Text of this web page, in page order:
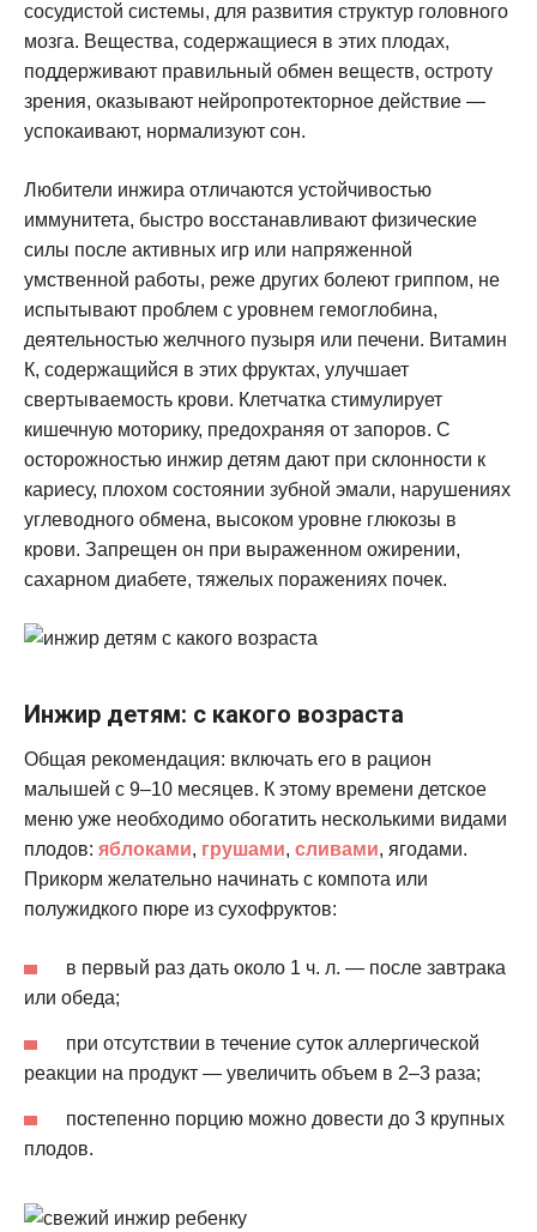
сосудистой системы, для развития структур головного
мозга. Вещества, содержащиеся в этих плодах,
поддерживают правильный обмен веществ, остроту
зрения, оказывают нейропротекторное действие —
успокаивают, нормализуют сон.
Любители инжира отличаются устойчивостью
иммунитета, быстро восстанавливают физические
силы после активных игр или напряженной
умственной работы, реже других болеют гриппом, не
испытывают проблем с уровнем гемоглобина,
деятельностью желчного пузыря или печени. Витамин
К, содержащийся в этих фруктах, улучшает
свертываемость крови. Клетчатка стимулирует
кишечную моторику, предохраняя от запоров. С
осторожностью инжир детям дают при склонности к
кариесу, плохом состоянии зубной эмали, нарушениях
углеводного обмена, высоком уровне глюкозы в
крови. Запрещен он при выраженном ожирении,
сахарном диабете, тяжелых поражениях почек.
Инжир детям: с какого возраста
Общая рекомендация: включать его в рацион
малышей с 9–10 месяцев. К этому времени детское
меню уже необходимо обогатить несколькими видами
плодов: яблоками, грушами, сливами, ягодами.
Прикорм желательно начинать с компота или
полужидкого пюре из сухофруктов:
в первый раз дать около 1 ч. л. — после завтрака
или обеда;
при отсутствии в течение суток аллергической
реакции на продукт — увеличить объем в 2–3 раза;
постепенно порцию можно довести до 3 крупных
плодов.